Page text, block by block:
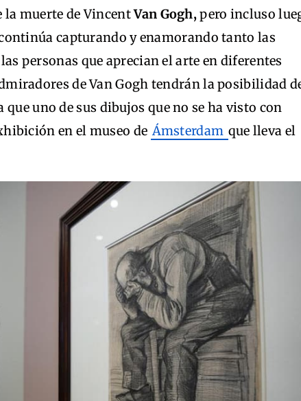
la muerte de VincentVan Gogh,pero incluso
capturando y enamorando tanto las
personas que aprecian el arte en diferentes
de Van Gogh tendrán la posibilidad
que uno de sus dibujos que no se ha visto con
en el museo de Ámsterdam que lleva el